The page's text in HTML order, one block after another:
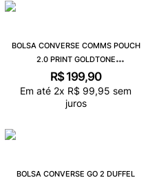
BOLSA CONVERSE COMMS POUCH
2.0 PRINT GOLDTONE
10022103A06
R$ 199,90
Em até 2x R$ 99,95 sem
juros
BOLSA CONVERSE GO 2 DUFFEL